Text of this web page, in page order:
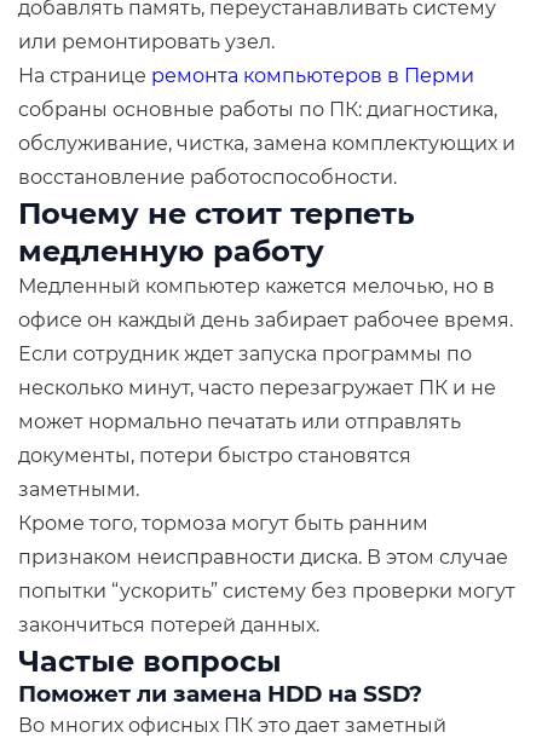
добавлять память, переустанавливать систему
или ремонтировать узел.
На странице ремонта компьютеров в Перми
собраны основные работы по ПК: диагностика,
обслуживание, чистка, замена комплектующих и
восстановление работоспособности.
Почему не стоит терпеть
медленную работу
Медленный компьютер кажется мелочью, но в
офисе он каждый день забирает рабочее время.
Если сотрудник ждет запуска программы по
несколько минут, часто перезагружает ПК и не
может нормально печатать или отправлять
документы, потери быстро становятся
заметными.
Кроме того, тормоза могут быть ранним
признаком неисправности диска. В этом случае
попытки “ускорить” систему без проверки могут
закончиться потерей данных.
Частые вопросы
Поможет ли замена HDD на SSD?
Во многих офисных ПК это дает заметный